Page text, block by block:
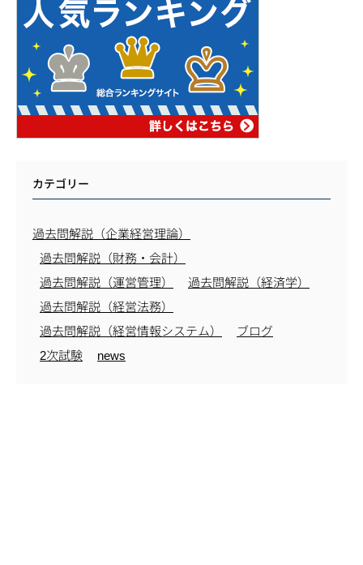
カテゴリー
過去問解説（企業経営理論）
過去問解説（財務・会計）
過去問解説（運営管理）
過去問解説（経済学）
過去問解説（経営法務）
過去問解説（経営情報システム）
ブログ
2次試験
news